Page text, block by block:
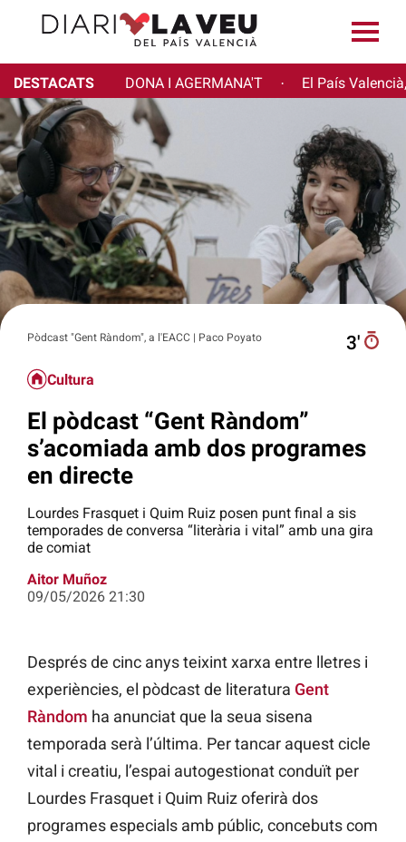
DESTACATS DONA I AGERMANA'T · El País
Pòdcast "Gent Ràndom", a l'EACC | Paco Poyato 3′
Cultura
El pòdcast “Gent Ràndom”
s’acomiada amb dos programes
en directe
Lourdes Frasquet i Quim Ruiz posen punt final a sis
temporades de conversa “literària i vital” amb una gira
de comiat
Aitor Muñoz
09/05/2026 21:30
Després de cinc anys teixint xarxa entre lletres i
experiències, el pòdcast de literatura Gent
Ràndom ha anunciat que la seua sisena
temporada serà l’última. Per tancar aquest cicle
vital i creatiu, l’espai autogestionat conduït per
Lourdes Frasquet i Quim Ruiz oferirà dos
programes especials amb públic, concebuts com